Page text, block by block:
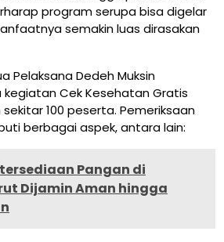
program serupa bisa digelar
semakin luas dirasakan
Pelaksana Dedeh Muksin
Cek Kesehatan Gratis
100 peserta. Pemeriksaan
berbagai aspek, antara lain:
Pangan di
Dijamin Aman hingga